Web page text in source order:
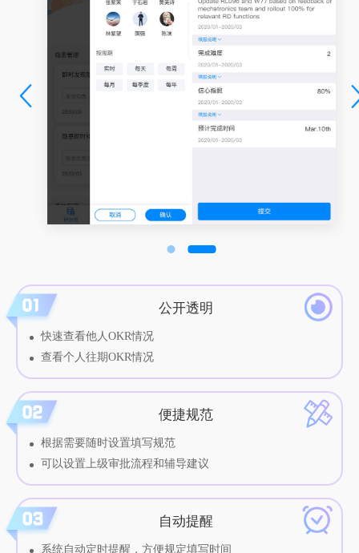
公开透明
快速查看他人OKR情况
查看个人往期OKR情况
便捷规范
根据需要随时设置填写规范
可以设置上级审批流程和辅导建议
自动提醒
系统自动定时提醒，方便规定填写时间